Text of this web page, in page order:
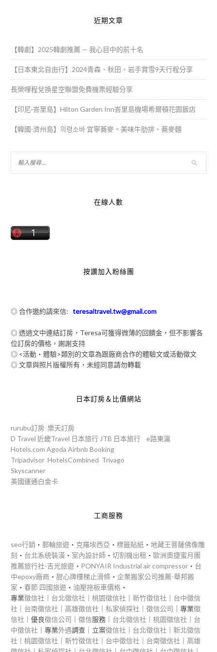
近期文章
【韓劇】2025韓劇推薦 — 我心目中的前十名
【日本東北自由行】2024青森、秋田、岩手賞雪9天行程分享
長榮哩程兌換星空聯盟免費機票經驗分享
【印尼·峇里島】Hilton Garden Inn峇里島機場希爾頓花園飯店
【韓國·濟州島】의령소바 宜寧蕎麥。美味牛肋排、蕎麥麵
在線人數
按讚加入粉絲團
◎ 合作邀約請來信:teresaitravel.tw@gmail.com
◎ 透過文中連結訂房，Teresa可獲得微薄的回饋金，但不影響各
位訂房的價格，謝謝支持
◎ <活動‧體驗>類別的文章為跟廠商合作的體驗文或活動徵文
◎ 文章與照片版權所有，未經同意請勿轉載
日本訂房＆比價網站
rurubu訂房 樂天訂房
D Travel 近畿Travel 日本旅行 JTB 日本旅行
e路東瀛
Hotels.com Agoda Airbnb Booking
Tripadvisor HotelsCombined Trivago
Skyscanner
美國運通白金卡
工商服務
seo行銷 ‧郵輪旅遊 ‧ 克羅埃西亞 ‧標籤貼紙 ‧地藏王菩薩佛像雕
刻 ‧ 台北系統裝潢 ‧ 室內設計師 ‧切割機出租 ‧歐洲奧捷蜜月團
推薦旅行社-吉光旅遊 ‧ PONYAIR Industrial air compressor ‧ 台
中epoxy廠商 ‧甜心牌樓梯止滑條 ‧企業搬家公司推薦-華邦搬
家 ‧春節 四國旅遊 ‧ 油壓拖板車價格 ‧
專業徵信社 台北徵信社 ｜桃園徵信社 ｜新竹徵信社
台中徵信
社
台南徵信社 高雄徵信社 ｜私家偵探社 ｜徵信公司 ｜專業徵
信社 ｜優良徵信公司 ｜徵信服務｜ 台北徵信社 ｜桃園徵信社
台
中徵信社 ｜專業外遇調查｜立案徵信社 台北徵信社 ｜新北徵信
社 ｜桃園徵信社 ｜新竹徵信社 台中徵信社 台南徵信社
高雄